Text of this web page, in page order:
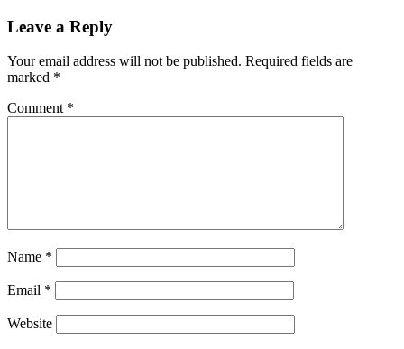
Leave a Reply
Your email address will not be published. Required fields are
marked *
Comment *
Name *
Email *
Website